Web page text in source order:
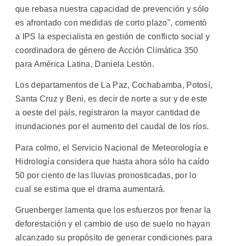
que rebasa nuestra capacidad de prevención y sólo
es afrontado con medidas de corto plazo", comentó
a IPS la especialista en gestión de conflicto social y
coordinadora de género de Acción Climática 350
para América Latina, Daniela Lestón.
Los departamentos de La Paz, Cochabamba, Potosí,
Santa Cruz y Beni, es decir de norte a sur y de este
a oeste del país, registraron la mayor cantidad de
inundaciones por el aumento del caudal de los ríos.
Para colmo, el Servicio Nacional de Meteorología e
Hidrología considera que hasta ahora sólo ha caído
50 por ciento de las lluvias pronosticadas, por lo
cual se estima que el drama aumentará.
Gruenberger lamenta que los esfuerzos por frenar la
deforestación y el cambio de uso de suelo no hayan
alcanzado su propósito de generar condiciones para